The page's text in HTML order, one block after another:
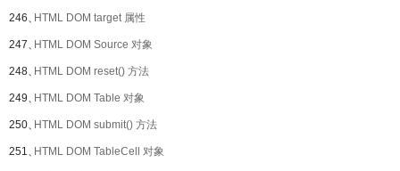
246、HTML DOM target 属性
247、HTML DOM Source 对象
248、HTML DOM reset() 方法
249、HTML DOM Table 对象
250、HTML DOM submit() 方法
251、HTML DOM TableCell 对象